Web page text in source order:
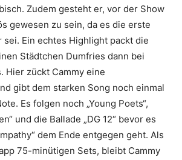
Zudem gesteht er, vor der Show
gewesen zu sein, da es die erste
sei. Ein echtes Highlight packt die
Städtchen Dumfries dann bei
Hier zückt Cammy eine
gibt dem starken Song noch einmal
Es folgen noch „Young Poets“,
und die Ballade „DG 12“ bevor es
dem Ende entgegen geht. Als
75-minütigen Sets, bleibt Cammy